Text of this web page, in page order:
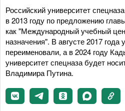
Российский университет
в 2013 году по предложению
как "Международный учебный
назначения". В августе 2017 года
переименовали, а в 2024 году
университет спецназа будет
Владимира Путина.